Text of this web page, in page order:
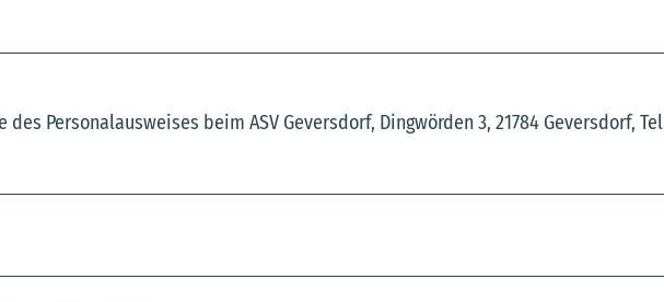
Personalausweises beim ASV Geversdorf, Dingwörden 3, 21784 Geversdorf,